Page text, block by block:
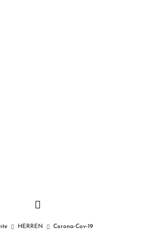
HERREN Corona-Cov-19